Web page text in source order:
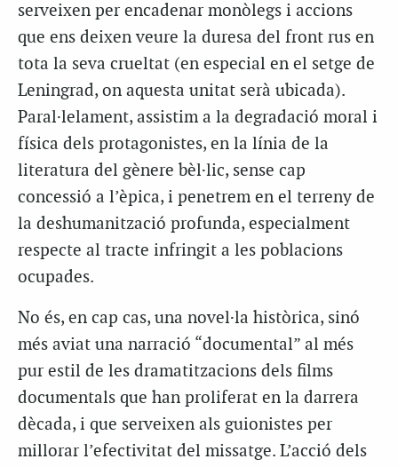
serveixen per encadenar monòlegs i accions
que ens deixen veure la duresa del front rus en
tota la seva crueltat (en especial en el setge de
Leningrad, on aquesta unitat serà ubicada).
Paral·lelament, assistim a la degradació moral i
física dels protagonistes, en la línia de la
literatura del gènere bèl·lic, sense cap
concessió a l’èpica, i penetrem en el terreny de
la deshumanització profunda, especialment
respecte al tracte infringit a les poblacions
ocupades.
No és, en cap cas, una novel·la històrica, sinó
més aviat una narració “documental” al més
pur estil de les dramatitzacions dels films
documentals que han proliferat en la darrera
dècada, i que serveixen als guionistes per
millorar l’efectivitat del missatge. L’acció dels